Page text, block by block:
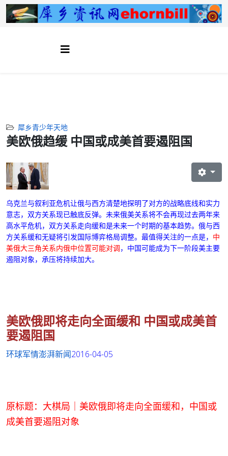
犀乡青少年天地
美欧俄趋缓 中国或成美首要遏阻国
乌克兰与叙利亚危机让俄与西方清楚地探明了对方的战略底线和实力
意志，双方关系现已触底反弹。未来俄美关系将不会再现过去两年来
高水平危机，双方关系走向缓和是未来一个时期的基本趋势。 俄与西
方关系缓和无疑将引发国际博弈格局调整。最值得关注的一点是， 中
美俄大三角关系内俄中位置可能对调， 中国可能成为下一阶段美主要
遏阻对象，承压将持续加大。
美欧俄即将走向全面缓和 中国或成美首
要遏阻国
环球军情澎湃新闻2016-04-05
原标题：大棋局｜美欧俄即将走向全面缓和，中国或
成美首要遏阻对象